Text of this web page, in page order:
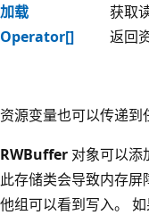
加载
获取
Operator[]
返回
资源变量也可以传递到
RWBuffer 对象可以添
此存储类会导致内存
他组可以看到写入。